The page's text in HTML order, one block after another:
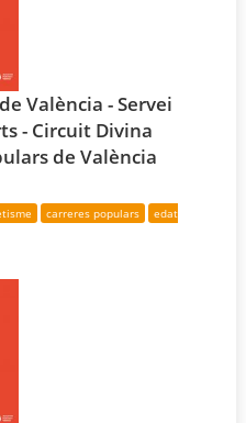
València - Servei
- Circuit Divina
de València
carreres populars
edat